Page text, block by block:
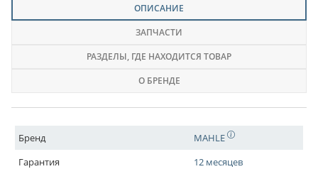
ОПИСАНИЕ
ЗАПЧАСТИ
РАЗДЕЛЫ, ГДЕ НАХОДИТСЯ ТОВАР
О БРЕНДЕ
Бренд
MAHLE
Гарантия
12 месяцев